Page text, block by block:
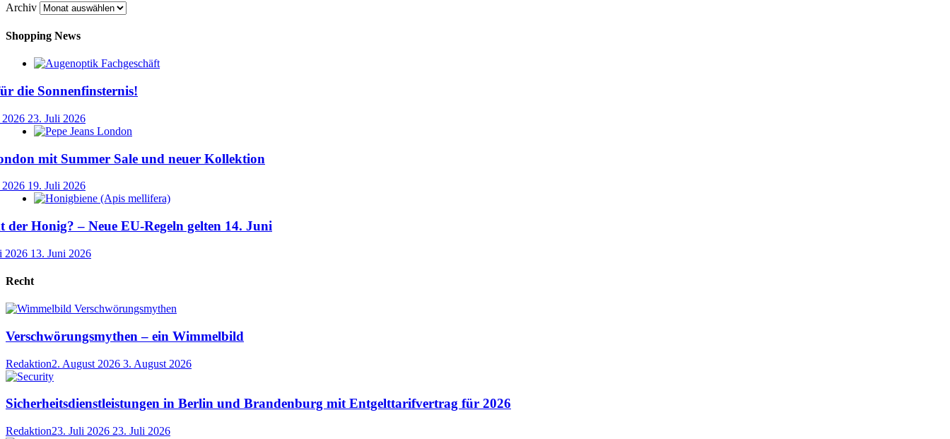
Archiv
Shopping News
die Sonnenfinsternis!
23. Juli 2026
mit Summer Sale und neuer Kollektion
19. Juli 2026
der Honig? – Neue EU-Regeln gelten 14. Juni
2026 13. Juni 2026
Recht
Verschwörungsmythen – ein Wimmelbild
Redaktion2. August 2026 3. August 2026
Sicherheitsdienstleistungen in Berlin und Brandenburg mit Entgelttarifvertrag für 2026
Redaktion23. Juli 2026 23. Juli 2026